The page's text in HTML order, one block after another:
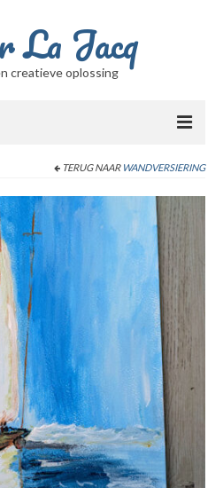
La Jacq
creatieve oplossing
schalen / potten / vazen
TERUG NAAR WANDVERSIERING